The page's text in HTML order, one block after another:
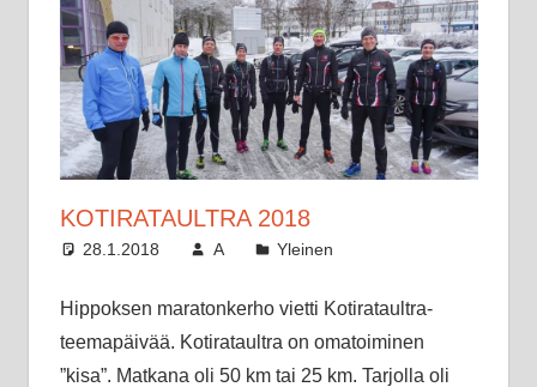
KOTIRATAULTRA 2018
28.1.2018 A Yleinen
Hippoksen maratonkerho vietti Kotirataultra-
teemapäivää. Kotirataultra on omatoiminen
”kisa”. Matkana oli 50 km tai 25 km. Tarjolla oli